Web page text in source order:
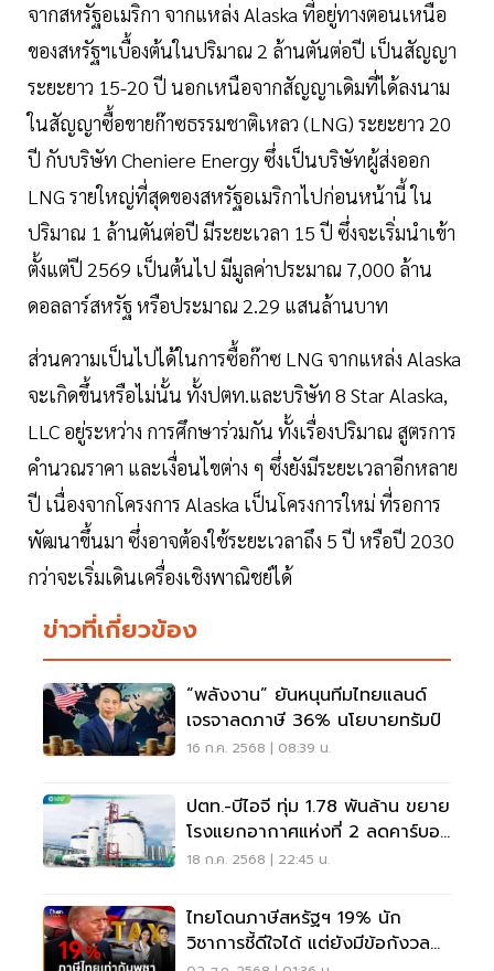
จากสหรัฐอเมริกา จากแหล่ง Alaska ที่อยู่ทางตอนเหนือ
ของสหรัฐฯเบื้องต้นในปริมาณ 2 ล้านตันต่อปี เป็นสัญญา
ระยะยาว 15-20 ปี นอกเหนือจากสัญญาเดิมที่ได้ลงนาม
ในสัญญาซื้อขายก๊าซธรรมชาติเหลว (LNG) ระยะยาว 20
ปี กับบริษัท Cheniere Energy ซึ่งเป็นบริษัทผู้ส่งออก
LNG รายใหญ่ที่สุดของสหรัฐอเมริกาไปก่อนหน้านี้ ใน
ปริมาณ 1 ล้านตันต่อปี มีระยะเวลา 15 ปี ซึ่งจะเริ่มนำเข้า
ตั้งแต่ปี 2569 เป็นต้นไป มีมูลค่าประมาณ 7,000 ล้าน
ดอลลาร์สหรัฐ หรือประมาณ 2.29 แสนล้านบาท
ส่วนความเป็นไปได้ในการซื้อก๊าซ LNG จากแหล่ง Alaska
จะเกิดขึ้นหรือไม่นั้น ทั้งปตท.และบริษัท 8 Star Alaska,
LLC อยู่ระหว่าง การศึกษาร่วมกัน ทั้งเรื่องปริมาณ สูตรการ
คำนวณราคา และเงื่อนไขต่าง ๆ ซึ่งยังมีระยะเวลาอีกหลาย
ปี เนื่องจากโครงการ Alaska เป็นโครงการใหม่ ที่รอการ
พัฒนาขึ้นมา ซึ่งอาจต้องใช้ระยะเวลาถึง 5 ปี หรือปี 2030
กว่าจะเริ่มเดินเครื่องเชิงพาณิชย์ได้
ข่าวที่เกี่ยวข้อง
“พลังงาน” ยันหนุนทีมไทยแลนด์
เจรจาลดภาษี 36% นโยบายทรัมป์
16 ก.ค. 2568 | 08:39 น.
ปตท.-บีไอจี ทุ่ม 1.78 พันล้าน ขยาย
โรงแยกอากาศแห่งที่ 2 ลดคาร์บอน
9.3 หมื่นตันต่อปี
18 ก.ค. 2568 | 22:45 น.
ไทยโดนภาษีสหรัฐฯ 19% นัก
วิชาการชี้ดีใจได้ แต่ยังมีข้อกังวล